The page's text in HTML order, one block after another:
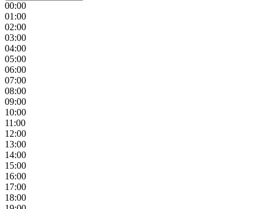
00:00
01:00
02:00
03:00
04:00
05:00
06:00
07:00
08:00
09:00
10:00
11:00
12:00
13:00
14:00
15:00
16:00
17:00
18:00